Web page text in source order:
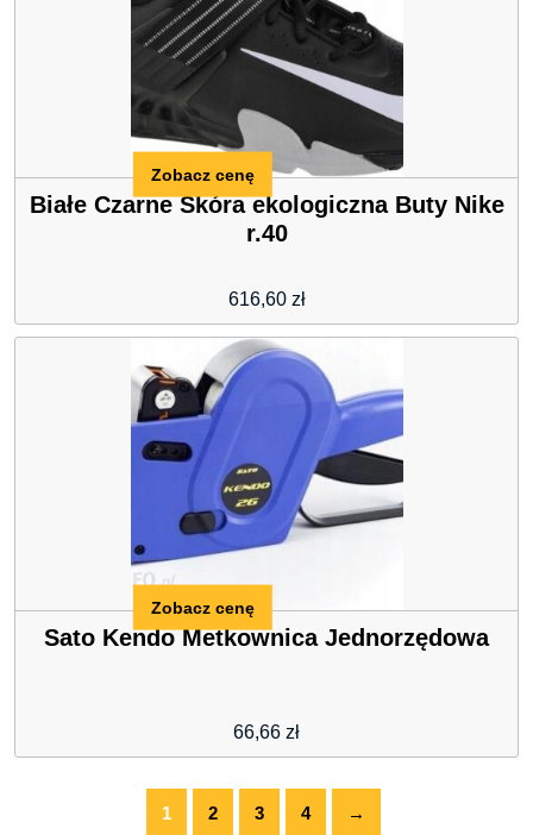
Białe Czarne Skóra ekologiczna Buty Nike
r.40
616,60 zł
Zobacz cenę
Sato Kendo Metkownica Jednorzędowa
66,66 zł
Zobacz cenę
1 2 3 4 →